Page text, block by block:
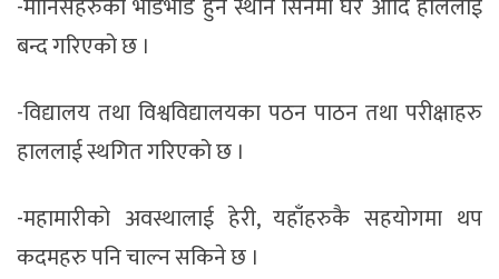
-मानिसहरुको भडिभाड हुने स्थान सिनेमा घर आदि हाललाई
बन्द गरिएको छ ।
-विद्यालय तथा विश्वविद्यालयका पठन पाठन तथा परीक्षाहरु
हाललाई स्थगित गरिएको छ ।
-महामारीको अवस्थालाई हेरी, यहाँहरुकै सहयोगमा थप
कदमहरु पनि चाल्न सकिने छ ।